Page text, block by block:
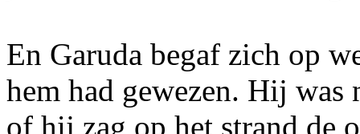
En Garuda begaf zich op
hem had gewezen. Hij was
of hij zag op het strand de